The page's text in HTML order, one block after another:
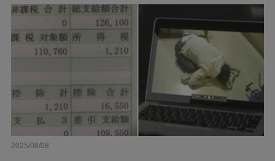
2025/08/08